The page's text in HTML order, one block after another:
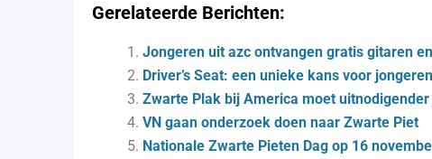
Gerelateerde Berichten:
Jongeren uit azc ontvangen gratis gitaren
Driver’s Seat: een unieke kans voor
Zwarte Plak bij America moet
VN gaan onderzoek doen naar Zwarte Piet
Nationale Zwarte Pieten Dag op 16